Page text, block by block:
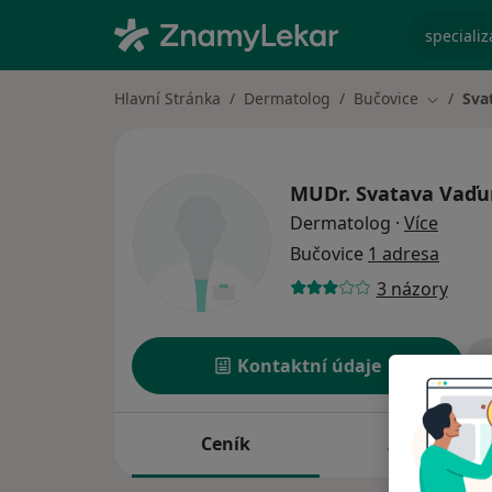
Hlavní Stránka Dermatolog Bučovice Změna
MUDr. Svatava
Dermatolog · Více
Bučovice 1 adresa
3 názory
Kontaktní údaje
Ceník Adresy